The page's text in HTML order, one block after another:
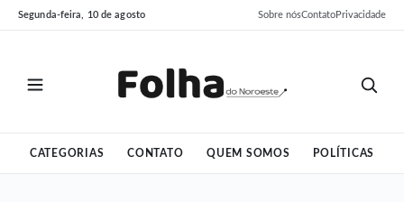
Pular
para
Pular
para
Segunda-feira, 10 de agosto Sobre nósContatoPrivacidade
CATEGORIAS CONTATO QUEM SOMOS POLÍTICAS